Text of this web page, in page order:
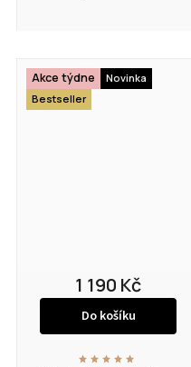
Akce týdne
Novinka
Bestseller
1 190 Kč
Do košíku